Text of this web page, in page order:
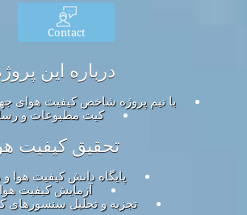
Contact
درباره این
با تیم پروژه شاخص کیفیت هوای
کیت مطبوعات و
تحقیق کیفیت
پایگاه دانش کیفیت هوا و
آزمایش کیفیت هوا
تجزیه و تحلیل سنسورهای